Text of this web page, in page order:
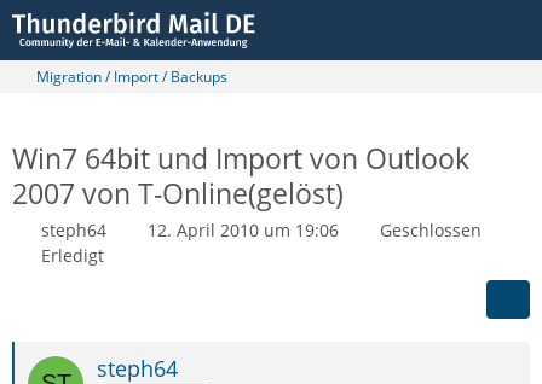
Migration / Import / Backups
Win7 64bit und Import von Outlook
2007 von T-Online(gelöst)
steph64 12. April 2010 um 19:06
Geschlossen
Erledigt
steph64